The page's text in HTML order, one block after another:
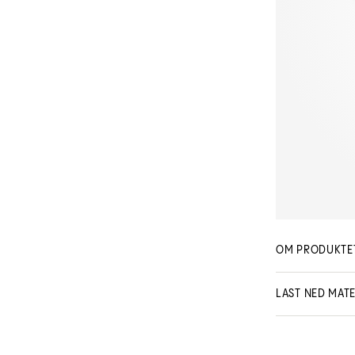
OM PRODUKTET
Schwarzkopf
LAST NED